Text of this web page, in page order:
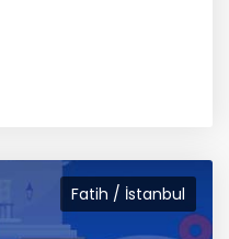
Fatih / İstanbul